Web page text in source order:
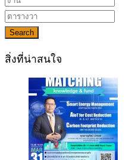
Search
สิ่งที่น่าสนใจ